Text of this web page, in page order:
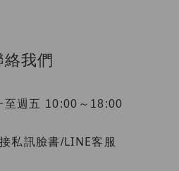
絡我們
至週五 10:00～18:00
私訊臉書/LINE客服